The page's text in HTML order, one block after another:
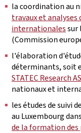
la coordination au
travaux et
internationalessur
(Commission
l'élaboration
déterminants, soit
STATEC Research
nationaux et
les études de suivi
au Luxembourg
de la formation des